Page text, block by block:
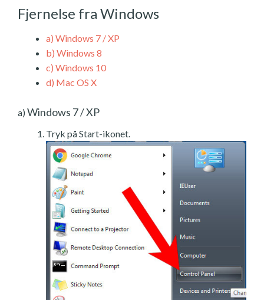
Fjernelse fra Windows
a) Windows 7 / XP
b) Windows 8
c) Windows 10
d) Mac OS X
a) Windows 7 / XP
Tryk på Start-ikonet.